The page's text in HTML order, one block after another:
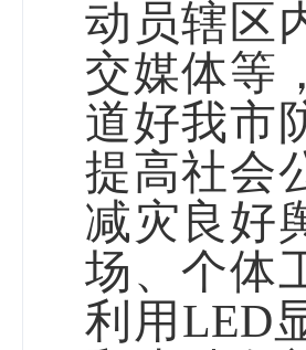
动员辖区
交媒体等，
道好我市
提高社会
减灾良好
场、个体
利用 LED